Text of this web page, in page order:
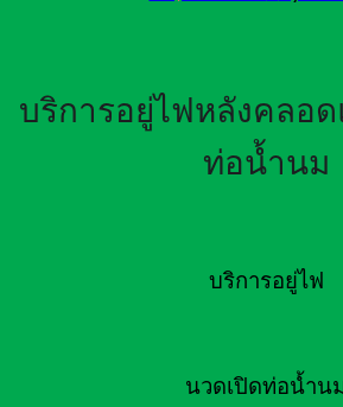
บริการอยู่ไฟหลังคลอ
ท่อน้ำนม
บริการอยู่ไฟ
นวดเปิดท่อน้ำน